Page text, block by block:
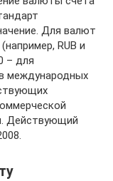
Для валют
RUB и
– для
международных
Действующий